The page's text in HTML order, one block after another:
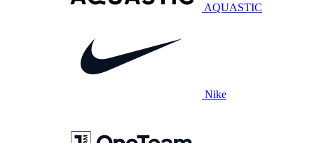
AQUASTIC
Nike